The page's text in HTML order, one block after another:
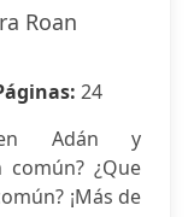
Roan
24
Adán y
común? ¿Que
¡Más de